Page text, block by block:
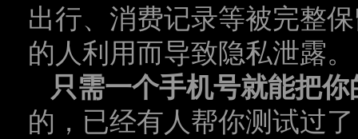
出行、消费记录等被完整
的人利用而导致隐私泄露。
只需一个手机号就能把
的，已经有人帮你测试过